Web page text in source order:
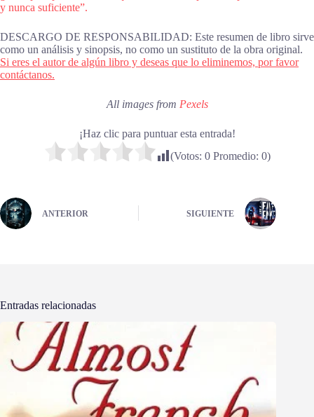
y nunca suficiente”.
DESCARGO DE RESPONSABILIDAD: Este resumen de libro sirve
como un análisis y sinopsis, no como un sustituto de la obra original.
Si eres el autor de algún libro y deseas que lo eliminemos, por favor
contáctanos.
All images from Pexels
¡Haz clic para puntuar esta entrada!
(Votos: 0Promedio: 0)
ANTERIOR SIGUIENTE
Entradas relacionadas